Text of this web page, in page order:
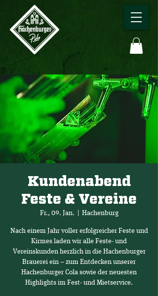
Kundenabend
Feste & Vereine
Fr., 09. Jan. Hachenburg
Nach einem Jahr voller erfolgreicher Feste und
Kirmes laden wir alle Feste- und
Vereinskunden herzlich in die Hachenburger
Brauerei ein – zum Entdecken unserer
Hachenburger Cola sowie der neuesten
Highlights im Fest- und Mietservice.